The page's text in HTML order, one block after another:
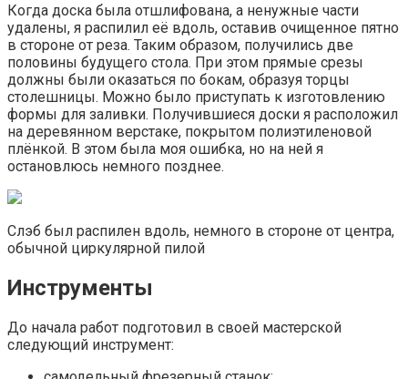
Когда доска была отшлифована, а ненужные части
удалены, я распилил её вдоль, оставив очищенное пятно
в стороне от реза. Таким образом, получились две
половины будущего стола. При этом прямые срезы
должны были оказаться по бокам, образуя торцы
столешницы. Можно было приступать к изготовлению
формы для заливки. Получившиеся доски я расположил
на деревянном верстаке, покрытом полиэтиленовой
плёнкой. В этом была моя ошибка, но на ней я
остановлюсь немного позднее.
Слэб был распилен вдоль, немного в стороне от центра,
обычной циркулярной пилой
Инструменты
До начала работ подготовил в своей мастерской
следующий инструмент: